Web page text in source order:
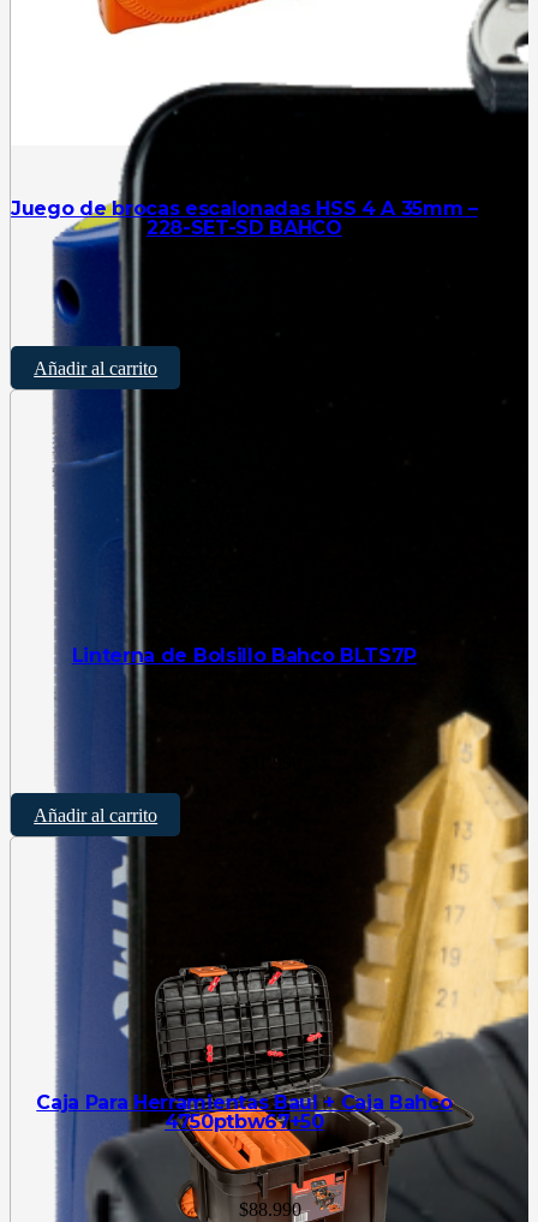
Juego de brocas escalonadas HSS 4 A 35mm –
228-SET-SD BAHCO
Añadir al carrito
Linterna de Bolsillo Bahco BLTS7P
31.990
Añadir al carrito
Caja Para Herramientas Baul + Caja Bahco
4750ptbw67+50
$88.990